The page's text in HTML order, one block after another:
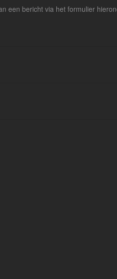
een bericht via het formulier